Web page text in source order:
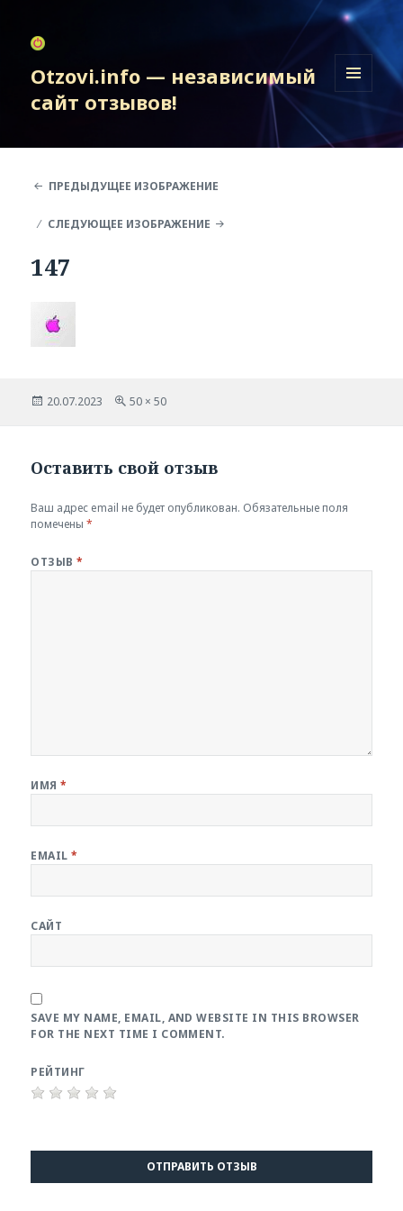
Otzovi.info — независимый
сайт отзывов!
ПРЕДЫДУЩЕЕ ИЗОБРАЖЕНИЕ
СЛЕДУЮЩЕЕ ИЗОБРАЖЕНИЕ
147
Опубликовано
20.07.2023
Полный
50 × 50
Оставить свой отзыв
Ваш адрес email не будет опубликован. Обязательные поля
помечены*
ОТЗЫВ*
ИМЯ*
EMAIL*
САЙТ
SAVE MY NAME, EMAIL, AND WEBSITE IN THIS BROWSER
FOR THE NEXT TIME I COMMENT.
РЕЙТИНГ